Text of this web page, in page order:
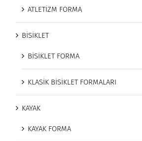
ATLETİZM FORMA
BİSİKLET
BİSİKLET FORMA
KLASİK BİSİKLET FORMALARI
KAYAK
KAYAK FORMA